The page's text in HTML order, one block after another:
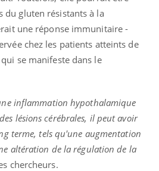
du gluten résistants à la
une réponse immunitaire -
chez les patients atteints de
se manifeste dans le
inflammation hypothalamique
lésions cérébrales, il peut avoir
terme, tels qu'une augmentation
altération de la régulation de la
chercheurs.